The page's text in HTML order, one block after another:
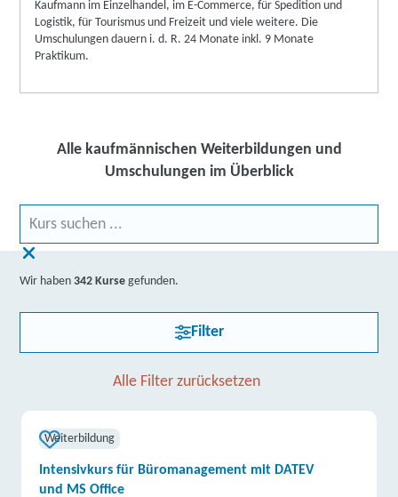
Kaufmann im Einzelhandel, im E-Commerce, für Spedition und
Logistik, für Tourismus und Freizeit und viele weitere. Die
Umschulungen dauern i. d. R. 24 Monate inkl. 9 Monate
Praktikum.
Alle kaufmännischen Weiterbildungen und
Umschulungen im Überblick
Wir haben342 Kurse gefunden.
Filter
Alle Filter zurücksetzen
Weiterbildung
Intensivkurs für Büromanagement mit DATEV
und MS Office